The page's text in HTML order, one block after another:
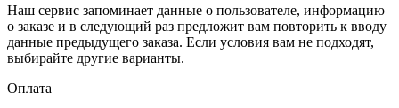
Наш сервис запоминает данные о пользователе, информацию
о заказе и в следующий раз предложит вам повторить к вводу
данные предыдущего заказа. Если условия вам не подходят,
выбирайте другие варианты.
Оплата